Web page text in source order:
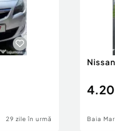
29 zile în urmă Baia